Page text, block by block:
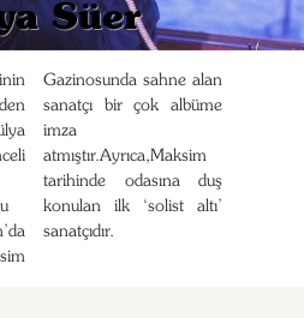
Süer
sanatçıdır.